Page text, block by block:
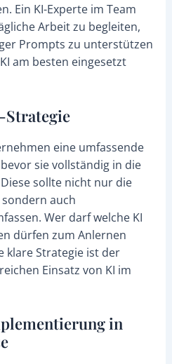
Ein KI-Experte im Team
Arbeit zu begleiten,
Prompts zu unterstützen
am besten eingesetzt
Strategie
eine umfassende
sie vollständig in die
sollte nicht nur die
auch
Wer darf welche KI
dürfen zum Anlernen
klare Strategie ist der
Einsatz von KI im
in